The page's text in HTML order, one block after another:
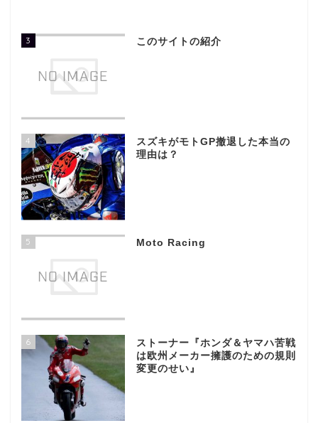
3 このサイトの紹介
4
スズキがモトGP撤退した本当の
理由は？
5 Moto Racing
6
ストーナー『ホンダ＆ヤマハ苦戦
は欧州メーカー擁護のための規則
変更のせい』